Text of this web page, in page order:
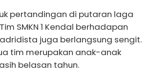
pertandingan di putaran laga
SMKN 1 Kendal berhadapan
juga berlangsung sengit.
tim merupakan anak-anak
belasan tahun.